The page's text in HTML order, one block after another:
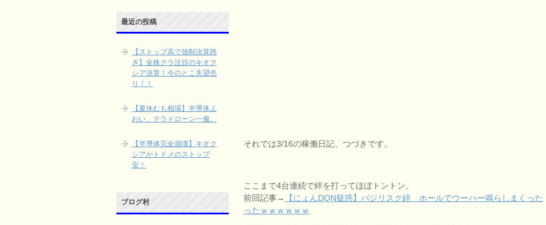
それでは3/16の稼働日記、つづきです。
ここまで4台連続で絆を打ってほぼトントン。
前回記事→
【にょんDQN疑惑】バジリスク絆 ホールでウーハー鳴らしまくった
ったｗｗｗｗｗｗ
最近の投稿
【ストップ高で強制決算跨
ぎ】全株クラ注目のキオク
シア決算！今のとこ失望売
り！！
【夏休むも相場】半導体よ
わい、テラドローン一服。
【半導体完全崩壊】キオク
シアがトドメのストップ
安！
ブログ村